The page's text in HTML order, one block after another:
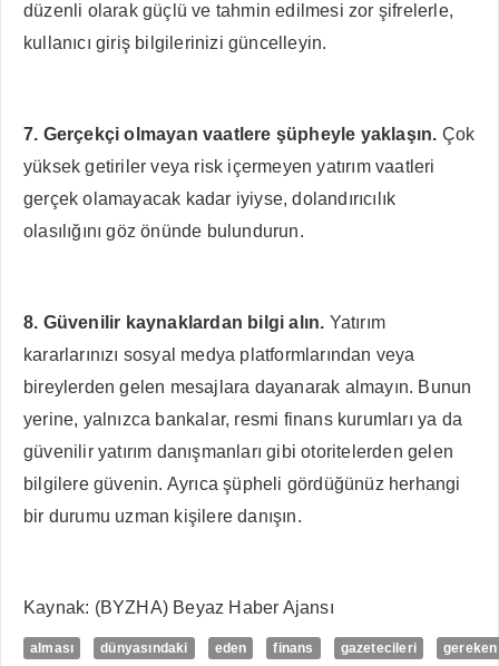
düzenli olarak güçlü ve tahmin edilmesi zor şifrelerle,
kullanıcı giriş bilgilerinizi güncelleyin.
7. Gerçekçi olmayan vaatlere şüpheyle yaklaşın. Çok
yüksek getiriler veya risk içermeyen yatırım vaatleri
gerçek olamayacak kadar iyiyse, dolandırıcılık
olasılığını göz önünde bulundurun.
8. Güvenilir kaynaklardan bilgi alın. Yatırım
kararlarınızı sosyal medya platformlarından veya
bireylerden gelen mesajlara dayanarak almayın. Bunun
yerine, yalnızca bankalar, resmi finans kurumları ya da
güvenilir yatırım danışmanları gibi otoritelerden gelen
bilgilere güvenin. Ayrıca şüpheli gördüğünüz herhangi
bir durumu uzman kişilere danışın.
Kaynak: (BYZHA) Beyaz Haber Ajansı
alması dünyasındaki eden finans gazetecileri gereken